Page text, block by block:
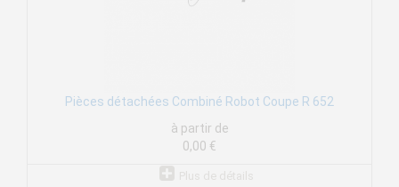
Pièces détachées Combiné Robot Coupe R 652
à partir de
0,00 €